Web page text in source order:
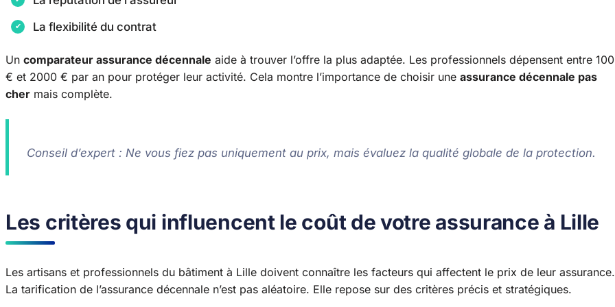
La flexibilité du contrat
Un comparateur assurance décennale aide à trouver l’offre la plus adaptée. Les professionnels dépensent entre
€ et 2000 € par an pour protéger leur activité. Cela montre l’importance de choisir une assurance décennale pas
cher mais complète.
Conseil d’expert : Ne vous fiez pas uniquement au prix, mais évaluez la qualité globale de la protection.
Les critères qui influencent le coût de votre assurance à Lille
Les artisans et professionnels du bâtiment à Lille doivent connaître les facteurs qui affectent le prix de leur assurance.
La tarification de l’assurance décennale n’est pas aléatoire. Elle repose sur des critères précis et stratégiques.